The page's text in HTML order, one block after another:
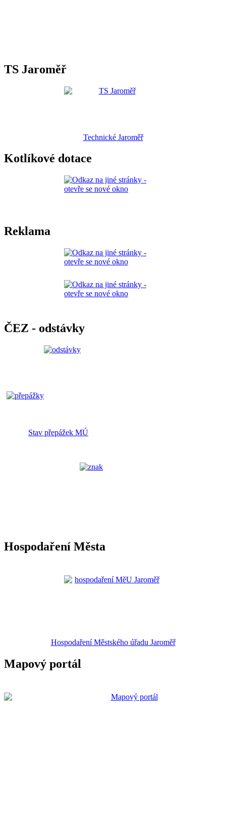
TS Jaroměř
Technické Jaroměř
Kotlíkové dotace
Reklama
ČEZ - odstávky
Stav přepážek MÚ
Hospodaření Města
Hospodaření Městského úřadu Jaroměř
Mapový portál